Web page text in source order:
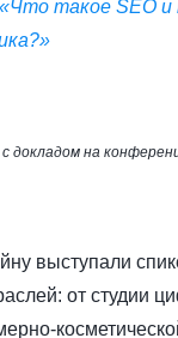
«Что такое SEO и
докладом на
выступали
от студии